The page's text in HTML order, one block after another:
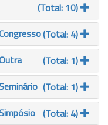
(Total: 10)
(Total: 4)
(Total: 1)
(Total: 1)
(Total: 4)